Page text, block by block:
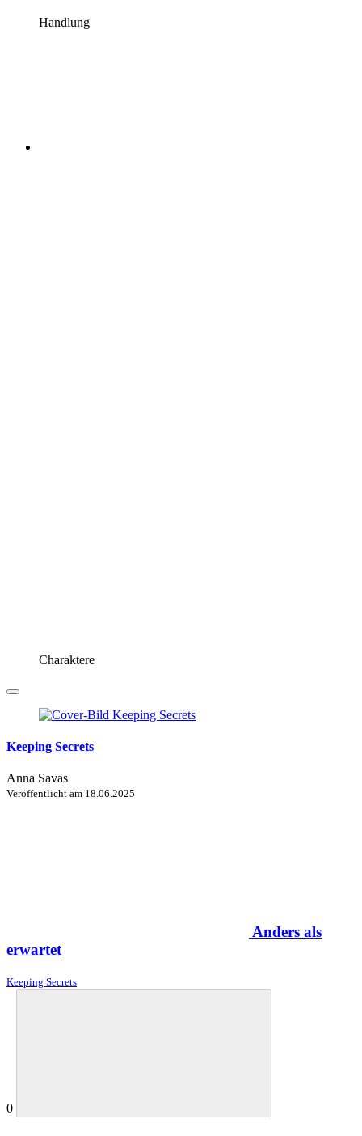
Handlung
Charaktere
Keeping Secrets
Anna Savas
Veröffentlicht am 18.06.2025
Anders als
erwartet
Keeping Secrets
0